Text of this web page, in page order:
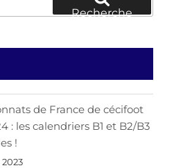
Recherche
de France de cécifoot
: les calendriers B1 et B2/B3
!